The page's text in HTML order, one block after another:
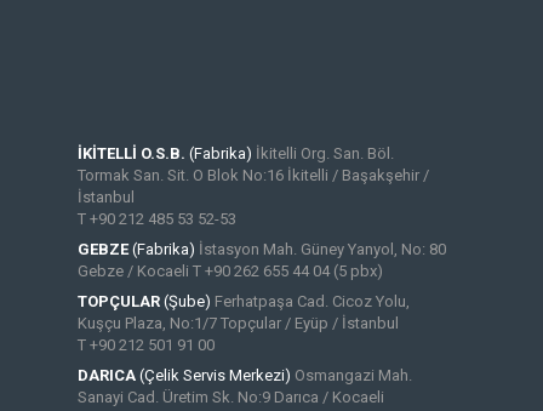
İKİTELLİ O.S.B. (Fabrika) İkitelli Org. San. Böl.
Tormak San. Sit. O Blok No:16 İkitelli / Başakşehir /
İstanbul
T +90 212 485 53 52-53
GEBZE(Fabrika) İstasyon Mah. Güney Yanyol, No: 80
Gebze / Kocaeli T +90 262 655 44 04 (5 pbx)
TOPÇULAR (Şube) Ferhatpaşa Cad. Cicoz Yolu,
Kuşçu Plaza, No:1/7 Topçular / Eyüp / İstanbul
T +90 212 501 91 00
DARICA (Çelik Servis Merkezi) Osmangazi Mah.
Sanayi Cad. Üretim Sk. No:9 Darıca / Kocaeli